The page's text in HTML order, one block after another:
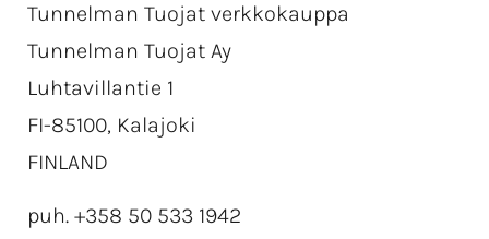
Tunnelman Tuojat verkkokauppa
Tunnelman Tuojat Ay
Luhtavillantie 1
FI-85100, Kalajoki
FINLAND
puh. +358 50 533 1942